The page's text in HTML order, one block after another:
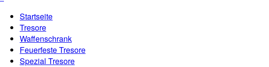
Startseite
Tresore
Waffenschrank
Feuerfeste Tresore
Spezial Tresore